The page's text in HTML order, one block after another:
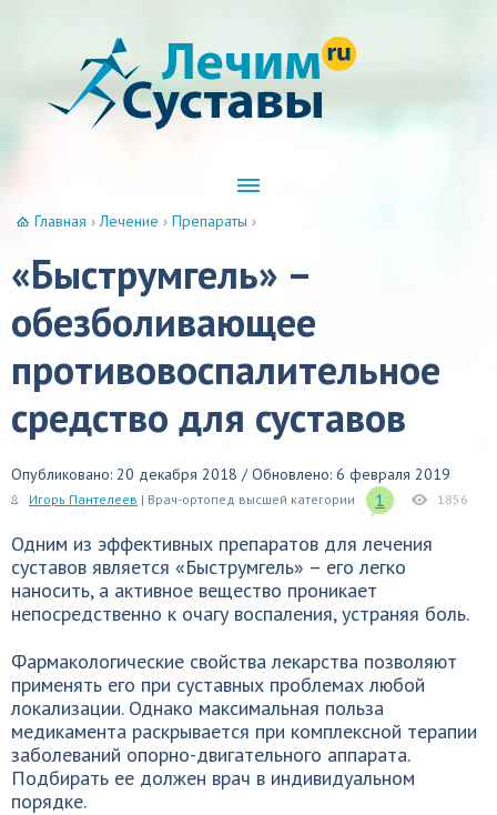
Главная ›Лечение › Препараты ›
«Быструмгель» –
обезболивающее
противовоспалительное
средство для суставов
Опубликовано: 20 декабря 2018 / Обновлено: 6 февраля 2019
Игорь Пантелеев | Врач-ортопед высшей категории 1 1856
Одним из эффективных препаратов для лечения
суставов является «Быструмгель» – его легко
наносить, а активное вещество проникает
непосредственно к очагу воспаления, устраняя боль.
Фармакологические свойства лекарства позволяют
применять его при суставных проблемах любой
локализации. Однако максимальная польза
медикамента раскрывается при комплексной терапии
заболеваний опорно-двигательного аппарата.
Подбирать ее должен врач в индивидуальном
порядке.